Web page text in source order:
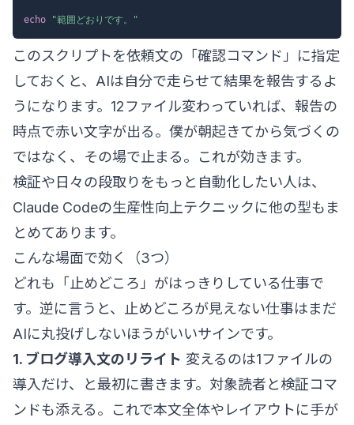
echo "範囲どおりです。"
このスクリプトを依頼文の「確認コマンド」に指定
しておくと、AIは自分で走らせて結果を報告するよ
うになります。12ファイル変わっていれば、報告の
時点で赤い文字が出る。僕が朝起きてから気づくの
ではなく、その場で止まる。これが効きます。
検証や日々の段取りをもっと自動化したい人は、
Claude Codeの生産性向上テクニックに他の型もま
とめてあります。
こんな場面で効く（3つ）
どれも「止めどころ」がはっきりしている仕事で
す。逆に言うと、止めどころが見えない仕事はまだ
AIに丸投げしないほうがいいサインです。
1. ブログ導入文のリライト 変えるのは1ファイルの
導入だけ、と最初に書きます。対象読者と検証コマ
ンドも添える。これで本文全体やレイアウトに手が